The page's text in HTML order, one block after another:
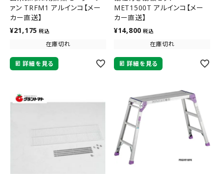
ァン TRFM1 アルインコ【メー
カー直送】
¥21,175 税込
在庫切れ
詳細を見る
MET1500T アルインコ【メー
カー直送】
¥14,800 税込
在庫切れ
詳細を見る